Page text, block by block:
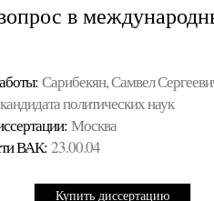
в
Сарибекян, Самвел
кандидата политических наук
Москва
ВАК: 23.00.04
Купить диссертацию